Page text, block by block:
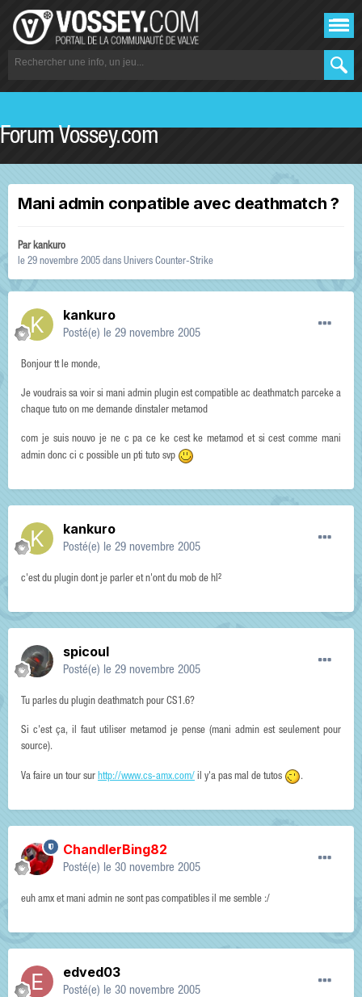
Forum Vossey.com
Mani admin conpatible avec deathmatch ?
Parkankuro
le 29 novembre 2005 dans Univers Counter-Strike
kankuro
Posté(e) le 29 novembre 2005
Bonjour tt le monde,
Je voudrais sa voir si mani admin plugin est compatible ac deathmatch parceke a
chaque tuto on me demande dinstaler metamod
com je suis nouvo je ne c pa ce ke cest ke metamod et si cest comme mani
admin donc ci c possible un pti tuto svp
kankuro
Posté(e) le 29 novembre 2005
c'est du plugin dont je parler et n'ont du mob de hl²
spicoul
Posté(e) le 29 novembre 2005
Tu parles du plugin deathmatch pour CS1.6?
Si c'est ça, il faut utiliser metamod je pense (mani admin est seulement pour
source).
Va faire un tour sur http://www.cs-amx.com/ il y'a pas mal de tutos .
ChandlerBing82
Posté(e) le 30 novembre 2005
euh amx et mani admin ne sont pas compatibles il me semble :/
edved03
Posté(e) le 30 novembre 2005